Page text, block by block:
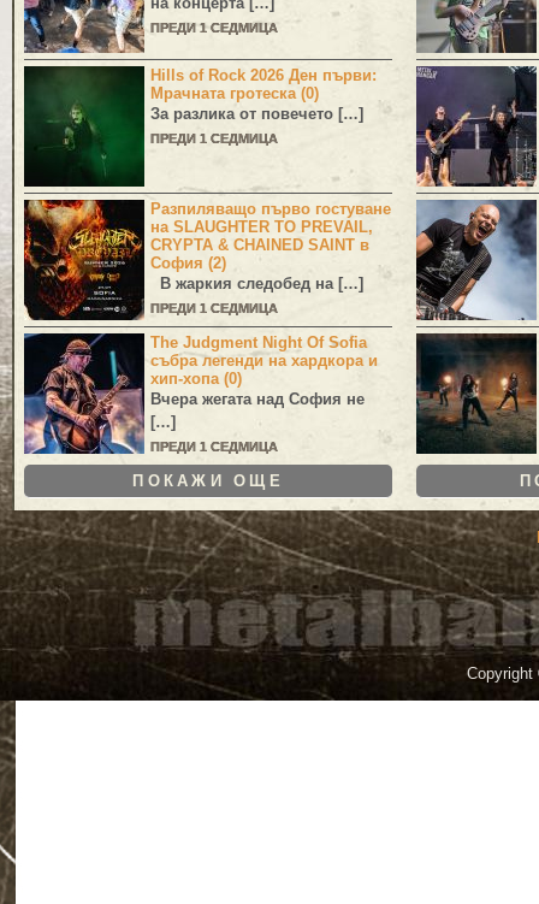
ПРЕДИ 1 СЕДМИЦА
Hills of Rock 2026 Ден първи:
Мрачната гротеска (0)
За разлика от повечето […]
ПРЕДИ 1 СЕДМИЦА
Разпиляващо първо гостуване
на SLAUGHTER TO PREVAIL,
CRYPTA & CHAINED SAINT в
София (2)
В жаркия следобед на […]
ПРЕДИ 1 СЕДМИЦА
The Judgment Night Of Sofia
събра легенди на хардкора и
хип-хопа (0)
Вчера жегата над София не
[…]
ПРЕДИ 1 СЕДМИЦА
ПОКАЖИ ОЩЕ